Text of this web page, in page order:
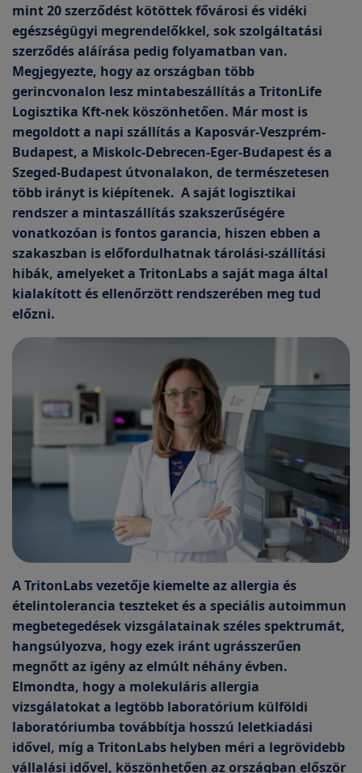
mint 20 szerződést kötöttek fővárosi és vidéki
egészségügyi megrendelőkkel, sok szolgáltatási
szerződés aláírása pedig folyamatban van.
Megjegyezte, hogy az országban több
gerincvonalon lesz mintabeszállítás a TritonLife
Logisztika Kft-nek köszönhetően. Már most is
megoldott a napi szállítás a Kaposvár-Veszprém-
Budapest, a Miskolc-Debrecen-Eger-Budapest és a
Szeged-Budapest útvonalakon, de természetesen
több irányt is kiépítenek. A saját logisztikai
rendszer a mintaszállítás szakszerűségére
vonatkozóan is fontos garancia, hiszen ebben a
szakaszban is előfordulhatnak tárolási-szállítási
hibák, amelyeket a TritonLabs a saját maga által
kialakított és ellenőrzött rendszerében meg tud
előzni.
A TritonLabs vezetője kiemelte az allergia és
ételintolerancia teszteket és a speciális autoimmun
megbetegedések vizsgálatainak széles spektrumát,
hangsúlyozva, hogy ezek iránt ugrásszerűen
megnőtt az igény az elmúlt néhány évben.
Elmondta, hogy a molekuláris allergia
vizsgálatokat a legtöbb laboratórium külföldi
laboratóriumba továbbítja hosszú leletkiadási
idővel, míg a TritonLabs helyben méri a legrövidebb
vállalási idővel, köszönhetően az országban először